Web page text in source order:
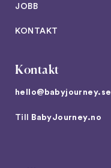
JOBB
KONTAKT
Kontakt
hello@babyjourney.se
Till BabyJourney.no